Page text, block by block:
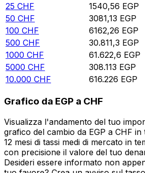
25 CHF 1540,56 EGP
50 CHF 3081,13 EGP
100 CHF 6162,26 EGP
500 CHF 30.811,3 EGP
1000 CHF 61.622,6 EGP
5000 CHF 308.113 EGP
10.000 CHF 616.226 EGP
Grafico da EGP a CHF
Visualizza l'andamento del tuo
grafico del cambio da EGP a CHF
12 mesi di tassi medi di mercato in
con precisione il valore del tuo
Desideri essere informato non